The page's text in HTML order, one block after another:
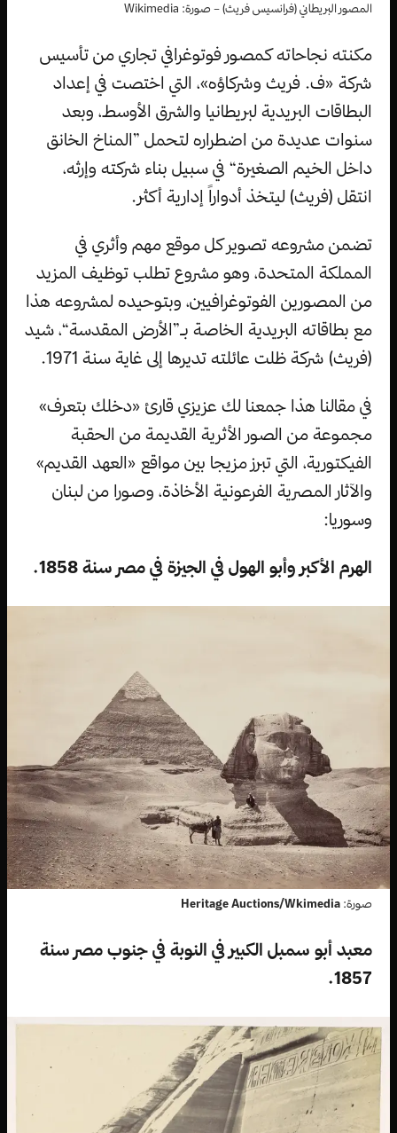
المصور البريطاني (فرانسيس فريث) – صورة: Wikimedia
مكنته نجاحاته كمصور فوتوغرافي تجاري من تأسيس
شركة «ف. فريث وشركاؤه»، التي اختصت في إعداد
البطاقات البريدية لبريطانيا والشرق الأوسط، وبعد
سنوات عديدة من اضطراره لتحمل ”المناخ الخانق
داخل الخيم الصغيرة“ في سبيل بناء شركته وإرثه،
انتقل (فريث) ليتخذ أدواراً إدارية أكثر.
تضمن مشروعه تصوير كل موقع مهم وأثري في
المملكة المتحدة، وهو مشروع تطلب توظيف المزيد
من المصورين الفوتوغرافيين، وبتوحيده لمشروعه هذا
مع بطاقاته البريدية الخاصة بـ”الأرض المقدسة“، شيد
(فريث) شركة ظلت عائلته تديرها إلى غاية سنة 1971.
في مقالنا هذا جمعنا لك عزيزي قارئ «دخلك بتعرف»
مجموعة من الصور الأثرية القديمة من الحقبة
الفيكتورية، التي تبرز مزيجا بين مواقع «العهد القديم»
والآثار المصرية الفرعونية الأخاذة، وصورا من لبنان
وسوريا:
الهرم الأكبر وأبو الهول في الجيزة في مصر سنة 1858.
صورة: Heritage Auctions/Wkimedia
معبد أبو سمبل الكبير في النوبة في جنوب مصر سنة
1857.